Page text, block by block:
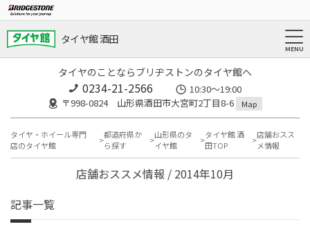
タイヤ館 酒田
タイヤのことならブリヂストンのタイヤ館へ
0234-21-2566
10:30～19:00
〒998-0824 山形県酒田市大宮町2丁目8-6
Map
タイヤ・ホイール専門
店のタイヤ館
都道府県か
ら探す
山形県のタ
イヤ館
タイヤ館 酒
田TOP
店舗おスス
メ情報
店舗おススメ情報 / 2014年10月
記事一覧